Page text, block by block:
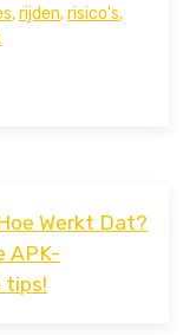
,rijden,risico's,
Werkt Dat?
APK-
tips!